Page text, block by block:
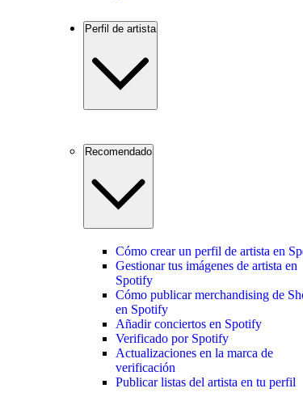
Perfil de artista
Recomendado
Cómo crear un perfil de artista en
Gestionar tus imágenes de artista en
Spotify
Cómo publicar merchandising de
en Spotify
Añadir conciertos en Spotify
Verificado por Spotify
Actualizaciones en la marca de
verificación
Publicar listas del artista en tu perfil